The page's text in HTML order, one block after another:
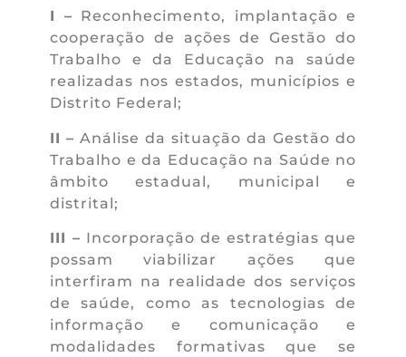
I – Reconhecimento, implantação e
cooperação de ações de Gestão do
Trabalho e da Educação na saúde
realizadas nos estados, municípios e
Distrito Federal;
II – Análise da situação da Gestão do
Trabalho e da Educação na Saúde no
âmbito estadual, municipal e
distrital;
III – Incorporação de estratégias que
possam viabilizar ações que
interfiram na realidade dos serviços
de saúde, como as tecnologias de
informação e comunicação e
modalidades formativas que se